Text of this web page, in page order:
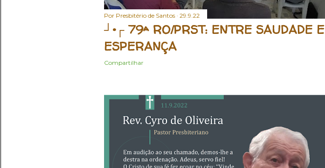
Por Presbitério de Santos 29.9.22
┘•┌ 79ª RO/PRST: ENTRE SAUDADE E
ESPERANÇA
Compartilhar